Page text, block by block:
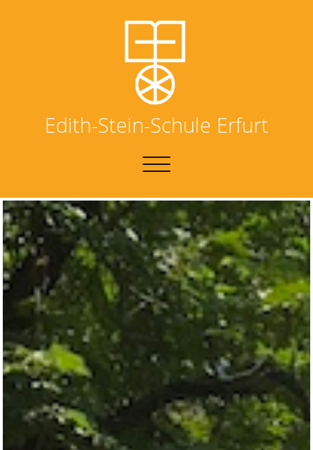
Edith-Stein-Schule Erfurt
NAVIGATION